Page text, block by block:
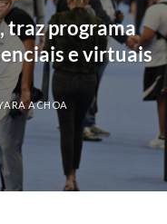
traz programa
e virtuais
ACHOA